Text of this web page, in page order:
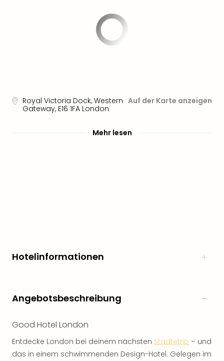
Royal Victoria Dock, Western
Gateway, E16 1FA London
Auf der Karte anzeigen
Mehr lesen
Hotelinformationen
Angebotsbeschreibung
Good Hotel London
Entdecke London bei deinem nächsten Städtetrip – und
das in einem schwimmenden Design-Hotel. Gelegen im